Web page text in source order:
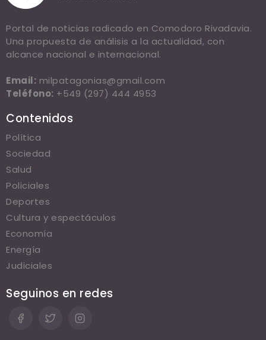
Portal de noticias radicado en Comodoro Rivadavia.
Una propuesta de análisis a la actualidad, con
alcance nacional e internacional.
Email: milpatagonias@gmail.com
Teléfono: +549 (297) 444 4953
Contenidos
Política
Sociedad
Salud
Policiales
Deportes
Cultura y espectáculos
Economía
Energía
Judiciales
Seguinos en redes